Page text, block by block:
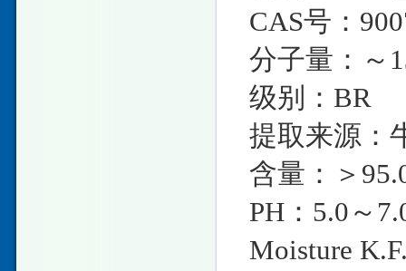
CAS号：
分子量：～
级别：BR
提取来源：
含量：＞
PH：5.0～
Moisture